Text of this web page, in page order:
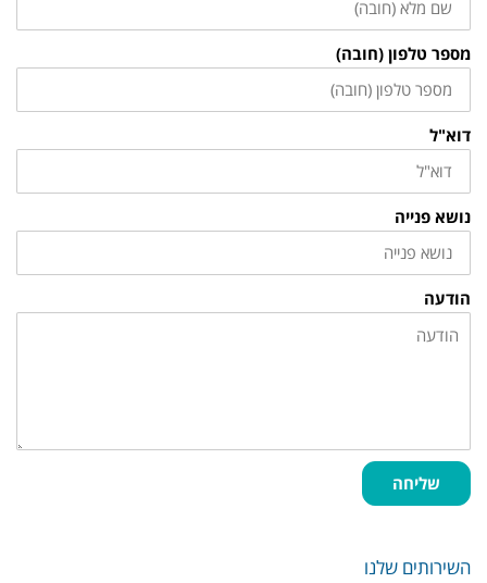
מספר טלפון (חובה)
דוא"ל
נושא פנייה
הודעה
שליחה
השירותים שלנו